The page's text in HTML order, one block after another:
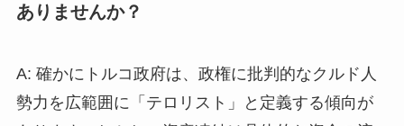
ありませんか？
A: 確かにトルコ政府は、政権に批判的なクルド人
勢力を広範囲に「テロリスト」と定義する傾向が